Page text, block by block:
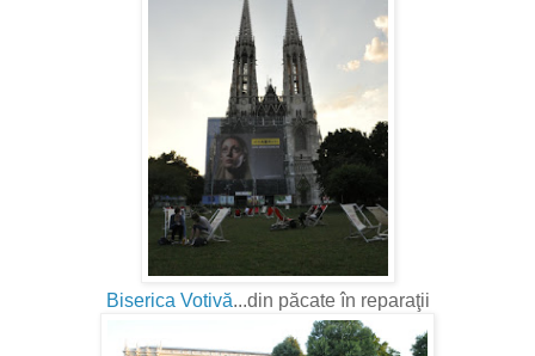
Biserica Votivă...din păcate în reparaţii